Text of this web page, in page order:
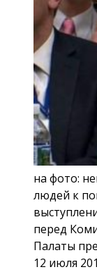
на фото:
людей к
перед
Палаты
12 июля